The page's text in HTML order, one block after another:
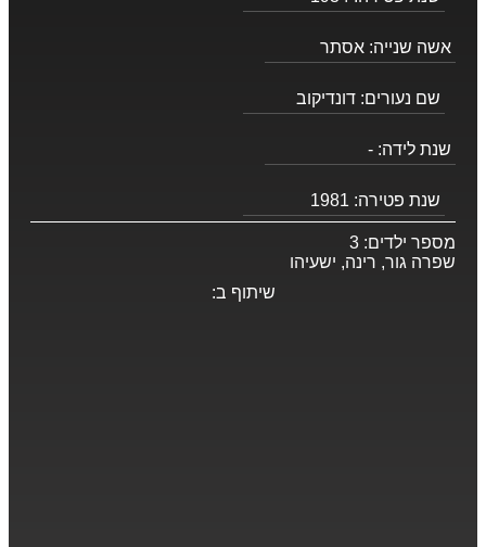
אשה שנייה: אסתר
שם נעורים: דונדיקוב
שנת לידה: -
שנת פטירה: 1981
מספר ילדים: 3
שפרה גור, רינה, ישעיהו
שיתוף ב: